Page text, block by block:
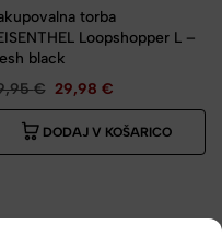
torba
Loopshopper L –
black
€ 29,98 €
DODAJ V KOŠARICO